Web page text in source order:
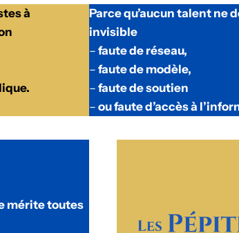
à
Parce qu’aucun talent ne
invisible
– faute de réseau,
– faute de modèle,
– faute de soutien
– ou faute d’accès à
mérite toutes